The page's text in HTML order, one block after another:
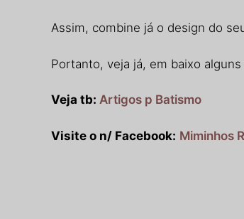
Assim, combine já o design do
Portanto, veja já, em baixo
Veja tb: Artigos p Batismo
Visite o n/ Facebook: Miminhos